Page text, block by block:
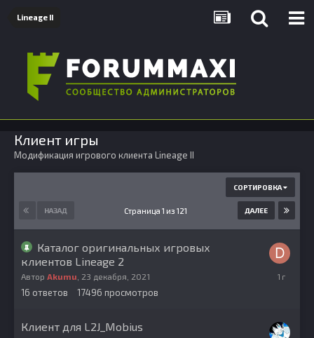
Lineage II
Клиент игры
Модификация игрового клиента Lineage II
СОРТИРОВКА
НАЗАД ДАЛЕЕ
Страница 1 из 121
Каталог оригинальных игровых
клиентов Lineage 2
Автор Akumu 23 декабря, 2021
16 ответов 17496 просмотров
апреля,
Клиент для L2J_Mobius